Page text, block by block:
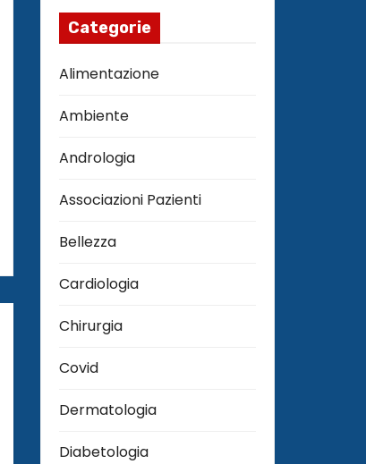
Categorie
Alimentazione
Ambiente
Andrologia
Associazioni Pazienti
Bellezza
Cardiologia
Chirurgia
Covid
Dermatologia
Diabetologia